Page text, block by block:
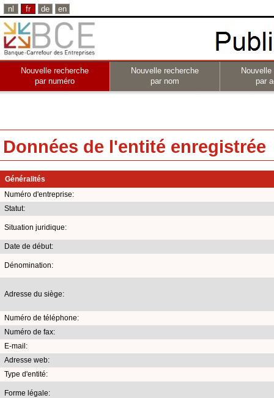
nl fr de en
Nouvelle recherche
par numéro
Nouvelle recherche
par nom
par
Données de l'entité enregistrée
Généralités
Numéro d'entreprise:
Statut:
Situation juridique:
Date de début:
Dénomination:
Adresse du siège:
Numéro de téléphone:
Numéro de fax:
E-mail:
Adresse web:
Type d'entité:
Forme légale: